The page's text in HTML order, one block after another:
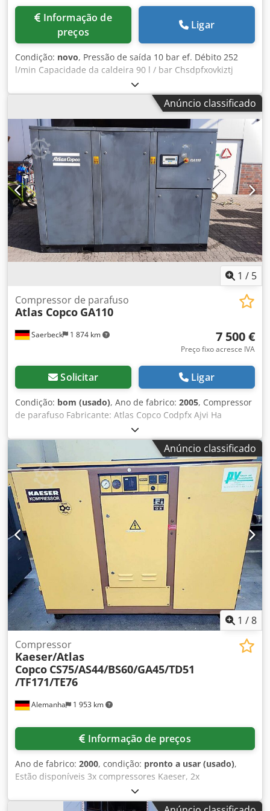
preços
Ligar
Condição: novo, Pressão de saída 10 bar ef. Débito 252
l/min Capacidade da caldeira 90 l / bar Chsdpfxovkiztj
Adhea Número de cilindros 1 unid. Motor 400Volt / 1.5KW
V / KW Velocidade 777 rpm Peso da máquina aprox. 70 kg.
Dimensões L-W-H 0,97 x 0,5 x 0,9 mmAnúncio classificado
1 / 5
Saerbeck 1 874 km
Compressor de parafuso
Atlas Copco GA110
7 500 €
Preço fixo acresce IVA
Solicitar Ligar
Condição: bom (usado), Ano de fabrico: 2005, Compressor
de parafuso Fabricante: Atlas Copco Codpfx Ajvi Ha
Dedhsha Tipo: GA 110 Ano de fabrico: 2005 Horas de
funcionamento: aprox. 54.110 h Potência: 115 kw Pressão
máxima: 7,5 bar
Anúncio classificado
1 /8
Alemanha 1 953 km
Compressor
Kaeser/Atlas
Copco CS75/AS44/BS60/GA45/TD51
/TF171/TE76
Informação de preços
Ano de fabrico: 2000, condição: pronto a usar (usado),
Estão disponíveis 3x compressores Kaeser, 2x
compressores Atlas Copco e 3x secadores por refrigeração
Kaeser. 1) Compressor Kaeser CS 75, ano de fabrico: 1992,